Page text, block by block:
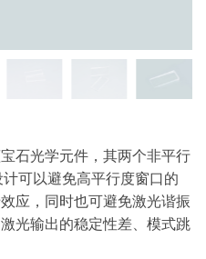
石光学元件，其两个非平行
可以避免高平行度窗口的
应，同时也可避免激光谐振
光输出的稳定性差、模式跳